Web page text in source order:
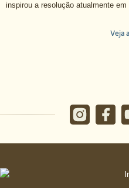
inspirou a resolução atualmente
Veja